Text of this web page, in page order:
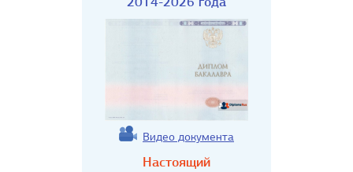
Видео документа
Настоящий